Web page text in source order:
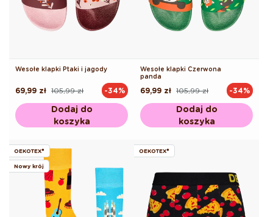
Wesołe klapki Ptaki i jagody
Cena
105,99 zł
Cena
69,99 zł -34%
Dodaj do
koszyka
Wesołe klapki Czerwona
panda
Cena
105,99 zł
Cena
69,99 zł -34%
Dodaj do
koszyka
OEKOTEX®
Nowy krój
OEKOTEX®